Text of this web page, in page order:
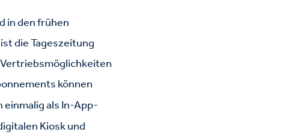
in den frühen
die Tageszeitung
Vertriebsmöglichkeiten
können
einmalig als In-App-
Kiosk und